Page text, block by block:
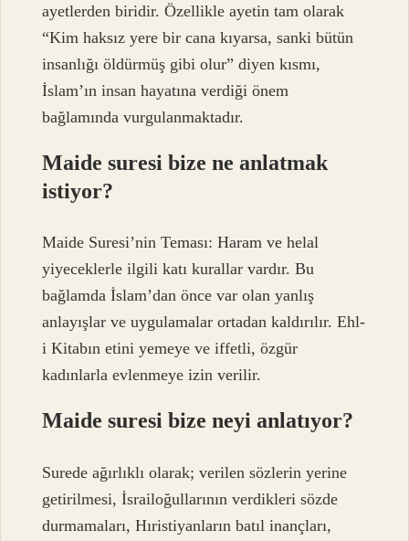
ayetlerden biridir. Özellikle ayetin tam olarak
“Kim haksız yere bir cana kıyarsa, sanki bütün
insanlığı öldürmüş gibi olur” diyen kısmı,
İslam’ın insan hayatına verdiği önem
bağlamında vurgulanmaktadır.
Maide suresi bize ne anlatmak
istiyor?
Maide Suresi’nin Teması: Haram ve helal
yiyeceklerle ilgili katı kurallar vardır. Bu
bağlamda İslam’dan önce var olan yanlış
anlayışlar ve uygulamalar ortadan kaldırılır. Ehl-
i Kitabın etini yemeye ve iffetli, özgür
kadınlarla evlenmeye izin verilir.
Maide suresi bize neyi anlatıyor?
Surede ağırlıklı olarak; verilen sözlerin yerine
getirilmesi, İsrailoğullarının verdikleri sözde
durmamaları, Hıristiyanların batıl inançları,